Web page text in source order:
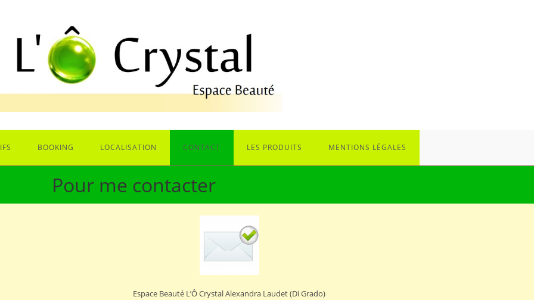
BOOKING LOCALISATION CONTACT LES PRODUITS MENTIONS LÉGALES
Pour me contacter
Espace Beauté L’Ô Crystal Alexandra Laudet (Di Grado)